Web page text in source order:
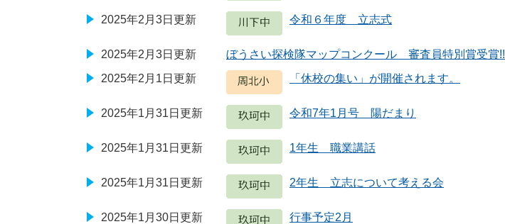
2025年2月3日更新 令和６年度 立志式
2025年2月3日更新
ぼうさい探検隊マップコンクール 審査員特別賞受賞!!
2025年2月1日更新
「休校の集い」が開催されます。
2025年1月31日更新 令和7年1月号 陽だまり
2025年1月31日更新 1年生 職業講話
2025年1月31日更新 2年生 立志について考える会
2025年1月30日更新 行事予定2月